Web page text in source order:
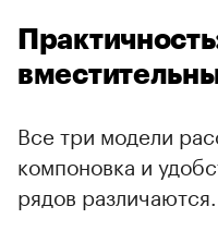
Все три модели
компоновка и
рядов различаются.